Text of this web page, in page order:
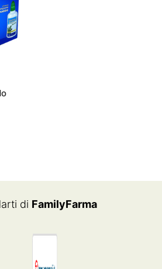
di FamilyFarma